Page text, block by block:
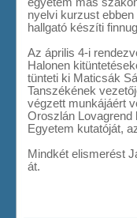
nyelvi kurzust
hallgató készíti
Az április 4-i
Halonen
tünteti ki Maticsák
Tanszékének
végzett munkájáért
Oroszlán Lovagrend
Egyetem kutatóját,
Mindkét elismerést
át.